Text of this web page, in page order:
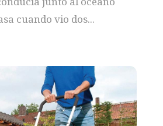
cuando vio dos...